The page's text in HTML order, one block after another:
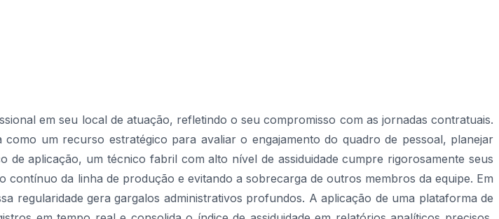
em seu local de atuação, refletindo o seu compromisso com as jornadas contratuais.
um recurso estratégico para avaliar o engajamento do quadro de pessoal, planejar
aplicação, um técnico fabril com alto nível de assiduidade cumpre rigorosamente seus
da linha de produção e evitando a sobrecarga de outros membros da equipe. Em
regularidade gera gargalos administrativos profundos. A aplicação de uma plataforma de